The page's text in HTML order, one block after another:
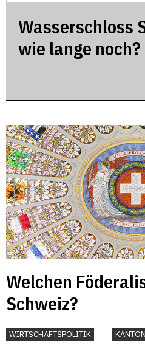
Wasserschloss
wie lange noch?
Welchen
Schweiz?
WIRTSCHAFTSPOLITIK